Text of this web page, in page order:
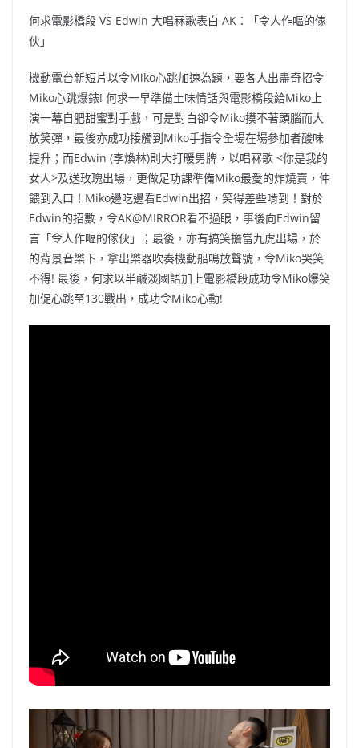
何求電影橋段 VS Edwin 大唱冧歌表白 AK：「令人作嘔的傢
伙」
機動電台新短片以令Miko心跳加速為題，要各人出盡奇招令
Miko心跳爆錶! 何求一早準備土味情話與電影橋段給Miko上
演一幕自肥甜蜜對手戲，可是對白卻令Miko摸不著頭腦而大
放笑彈，最後亦成功接觸到Miko手指令全場在場參加者酸味
提升；而Edwin (李煥林)則大打暖男牌，以唱冧歌 <你是我的
女人>及送玫瑰出場，更做足功課準備Miko最愛的炸燒賣，仲
餵到入口！Miko邊吃邊看Edwin出招，笑得差些啃到！對於
Edwin的招數，令AK@MIRROR看不過眼，事後向Edwin留
言「令人作嘔的傢伙」；最後，亦有搞笑擔當九虎出場，於
的背景音樂下，拿出樂器吹奏機動船鳴放聲號，令Miko哭笑
不得! 最後，何求以半鹹淡國語加上電影橋段成功令Miko爆笑
加促心跳至130戰出，成功令Miko心動!